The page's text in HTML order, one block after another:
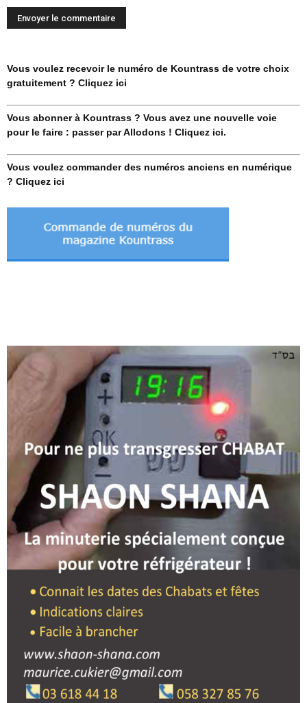
Vous voulez recevoir le numéro de Kountrass de votre choix
gratuitement ? Cliquez ici
Vous abonner à Kountrass ? Vous avez une nouvelle voie
pour le faire : passer par Allodons ! Cliquez ici.
Vous voulez commander des numéros anciens en numérique
? Cliquez ici